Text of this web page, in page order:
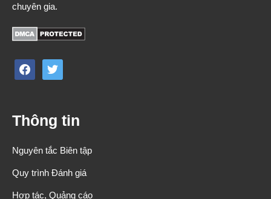
chuyên gia.
facebooktwitter
Thông tin
Nguyên tắc Biên tập
Quy trình Đánh giá
Hợp tác, Quảng cáo